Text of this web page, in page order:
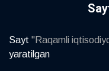
Sayt "Raqamli
yaratilgan